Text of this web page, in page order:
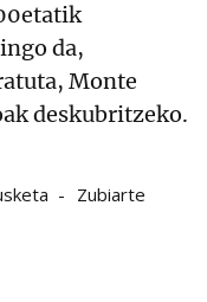
da,
Monte
deskubritzeko.
Zubiarte